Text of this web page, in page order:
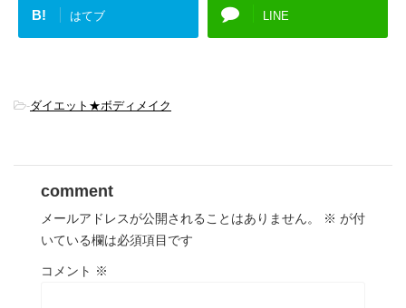
B! はてブ LINE
-ダイエット★ボディメイク
comment
メールアドレスが公開されることはありません。 ※ が付
いている欄は必須項目です
コメント ※